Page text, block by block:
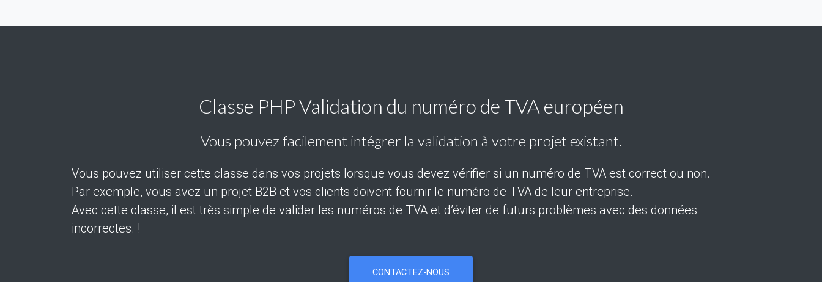
Classe PHP Validation du numéro de TVA européen
Vous pouvez facilement intégrer la validation à votre projet existant.
Vous pouvez utiliser cette classe dans vos projets lorsque vous devez vérifier si un numéro de TVA est correct ou non.
Par exemple, vous avez un projet B2B et vos clients doivent fournir le numéro de TVA de leur entreprise.
Avec cette classe, il est très simple de valider les numéros de TVA et d’éviter de futurs problèmes avec des données
incorrectes. !
CONTACTEZ-NOUS